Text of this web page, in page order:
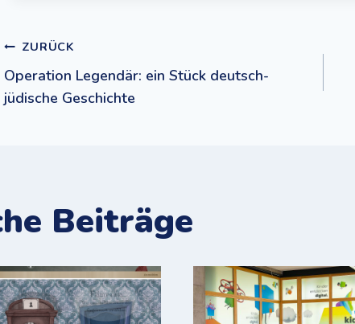
Beitragsnavigation
ZURÜCK
Operation Legendär: ein Stück deutsch-
jüdische Geschichte
Beiträge